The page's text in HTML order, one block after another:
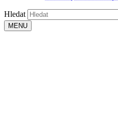
Hledat
MENU